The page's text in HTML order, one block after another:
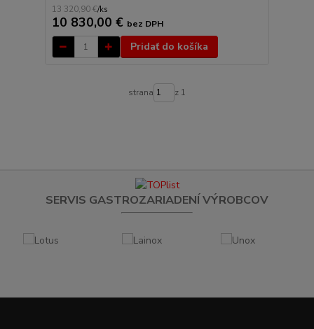
13 320,90 €/ks
10 830,00 € bez DPH
Pridať do košíka
strana z 1
SERVIS GASTROZARIADENÍ VÝROBCOV